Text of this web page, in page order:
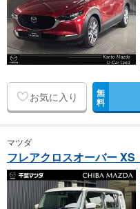
お気に入り 無
料
マツダ
フレアクロスオーバー XS